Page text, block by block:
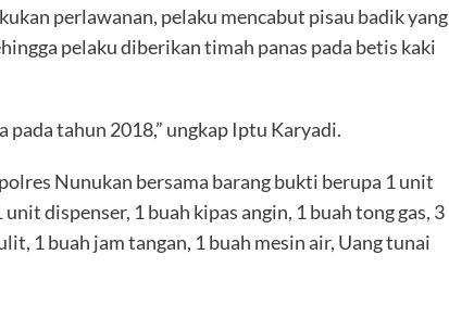
perlawanan, pelaku mencabut pisau badik yang
pelaku diberikan timah panas pada betis kaki
tahun 2018,” ungkap Iptu Karyadi.
Nunukan bersama barang bukti berupa 1 unit
dispenser, 1 buah kipas angin, 1 buah tong gas, 3
1 buah jam tangan, 1 buah mesin air, Uang tunai